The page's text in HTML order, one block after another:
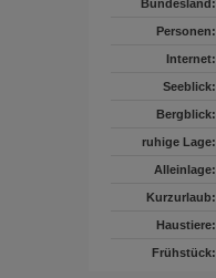
Bundesland:
Personen:
Internet:
Seeblick:
Bergblick:
ruhige Lage:
Alleinlage:
Kurzurlaub:
Haustiere:
Frühstück: